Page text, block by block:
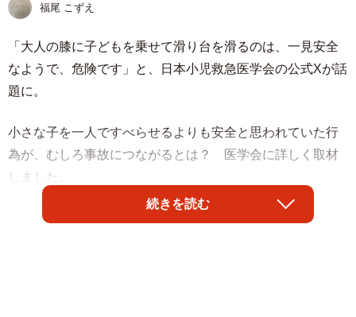
福尾 こずえ
「大人の膝に子どもを乗せて滑り台を滑るのは、一見安全
なようで、危険です」と、日本小児救急医学会の公式Xが話
題に。
小さな子を一人ですべらせるよりも安全と思われていた行
為が、むしろ事故につながるとは？ 医学会に詳しく 取材
しました。
続きを読む